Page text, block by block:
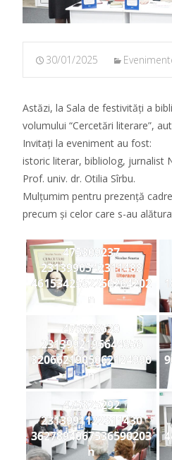
30/01/2025
Astăzi, la Sala de festivități a
volumului “Cercetări literare”,
Invitați la eveniment au fost:
istoric literar, bibliolog, jurnalist
Prof. univ. dr. Otilia Sîrbu.
Mulțumim pentru prezență
precum și celor care s-au
475309237
2313990542311488
4615342562256264202
n
475328520
2313992195644656
3206621905062124990
n
475325292
2313991122311430
3627894067536590203
n